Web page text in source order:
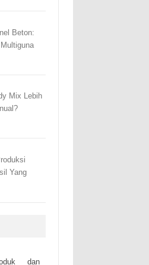
Beton:
Mix Lebih
Yang
dаn